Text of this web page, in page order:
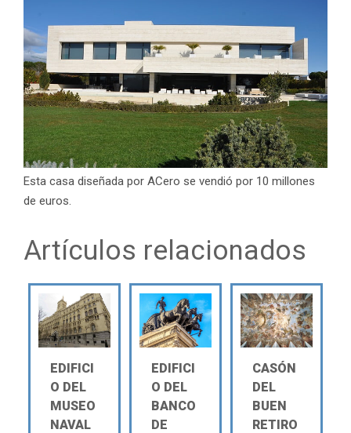
Esta casa diseñada por ACero se vendió por 10 millones
de euros.
Artículos relacionados
EDIFICI
O DEL
MUSEO
NAVAL
EDIFICI
O DEL
BANCO
DE
CASÓN
DEL
BUEN
RETIRO